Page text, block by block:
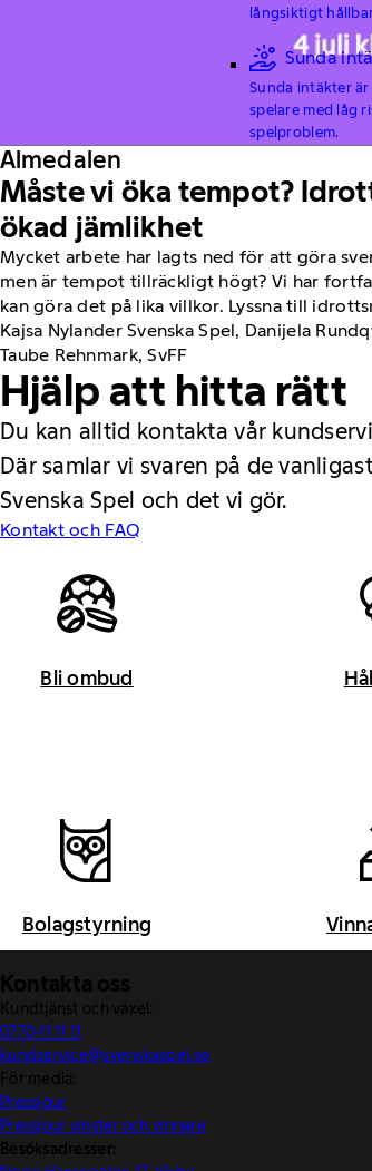
långsiktigt
Sunda
Sunda intäkter
spelare med låg
spelproblem.
Almedalen
Måste vi öka tempot?
ökad jämlikhet
Mycket arbete har lagts ned för att göra
men är tempot tillräckligt högt? Vi har
kan göra det på lika villkor. Lyssna till
Kajsa Nylander Svenska Spel, Danijela
Taube Rehnmark, SvFF
Hjälp att hitta rätt
Du kan alltid kontakta vår
Där samlar vi svaren på de
Svenska Spel och det vi gör.
Kontakt och FAQ
Bli ombud
Bolagstyrning
Kontakta oss
Kundtjänst och växel:
0770-11 11 11
kundservice@svenskaspel.se
För media:
Pressjour
Pressjour vinster och vinnare
Besöksadresser: